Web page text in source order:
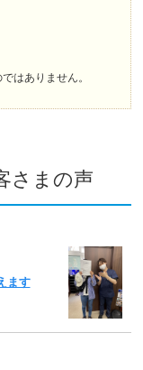
はありません。
さまの声
ます